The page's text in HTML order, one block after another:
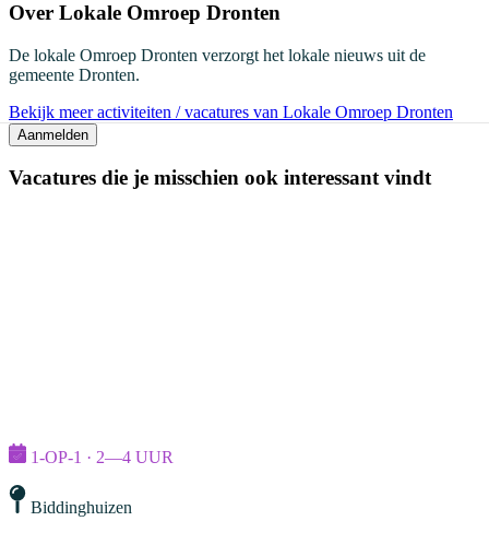
Over Lokale Omroep Dronten
De lokale Omroep Dronten verzorgt het lokale nieuws uit de
gemeente Dronten.
Bekijk meer activiteiten / vacatures van Lokale Omroep Dronten
Aanmelden
Vacatures die je misschien ook interessant vindt
1-OP-1 · 2—4 UUR
Biddinghuizen